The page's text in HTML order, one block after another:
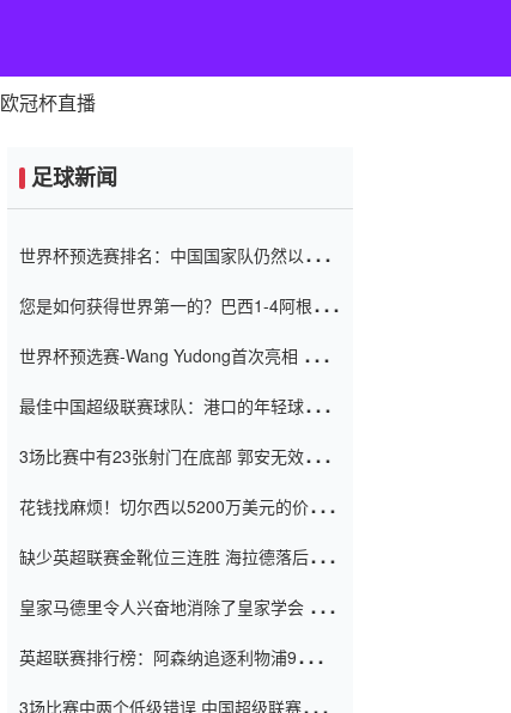
欧冠杯直播
足球新闻
世界杯预选赛排名：中国国家队仍然以6分
您是如何获得世界第一的？巴西1-4阿根
世界杯预选赛-Wang Yudong首次亮相 中国
最佳中国超级联赛球队：港口的年轻球员在
（Taishan）
3场比赛中有23张射门在底部 郭安无效传球
花钱找麻烦！切尔西以5200万美元的价格
窗口
缺少英超联赛金靴位三连胜 海拉德落后6球
皇家马德里令人兴奋地消除了皇家学会 安
英超联赛排行榜：阿森纳追逐利物浦9分 曼
3场比赛中两个低级错误 中国超级联赛的前